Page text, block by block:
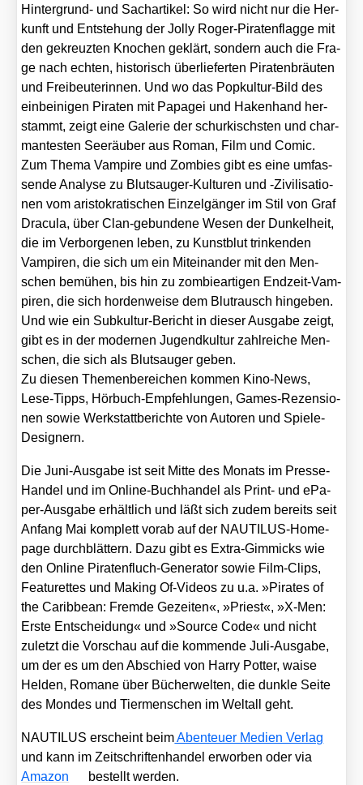
Hin­ter­grund- und Sach­ar­ti­kel: So wird nicht nur die Her­
kunft und Ent­ste­hung der Jol­ly Roger-Pira­ten­flag­ge mit
den gekreuz­ten Kno­chen geklärt, son­dern auch die Fra­
ge nach ech­ten, his­to­risch über­lie­fer­ten Pira­ten­bräu­ten
und Frei­beu­te­rin­nen. Und wo das Pop­kul­tur-Bild des
ein­bei­ni­gen Pira­ten mit Papa­gei und Haken­hand her­
stammt, zeigt eine Gale­rie der schur­kischs­ten und char­
man­tes­ten See­räu­ber aus Roman, Film und Comic.
Zum The­ma Vam­pi­re und Zom­bies gibt es eine umfas­
sen­de Ana­ly­se zu Blut­sauger-Kul­tu­ren und ‑Zivi­li­sa­tio­
nen vom aris­to­kra­ti­schen Ein­zel­gän­ger im Stil von Graf
Dra­cu­la, über Clan-gebun­de­ne Wesen der Dun­kel­heit,
die im Ver­bor­ge­nen leben, zu Kunst­blut trin­ken­den
Vam­pi­ren, die sich um ein Mit­ein­an­der mit den Men­
schen bemü­hen, bis hin zu zom­bie­ar­ti­gen End­zeit-Vam­
pi­ren, die sich hor­den­wei­se dem Blut­rausch hin­ge­ben.
Und wie ein Sub­kul­tur-Bericht in die­ser Aus­ga­be zeigt,
gibt es in der moder­nen Jugend­kul­tur zahl­rei­che Men­
schen, die sich als Blut­sauger geben.
Zu die­sen The­men­be­rei­chen kom­men Kino-News,
Lese-Tipps, Hör­buch-Emp­feh­lun­gen, Games-Rezen­sio­
nen sowie Werk­statt­be­rich­te von Autoren und Spie­le-
Desi­gnern.
Die Juni-Aus­ga­be ist seit Mit­te des Monats im Pres­se-
Han­del und im Online-Buch­han­del als Print- und ePa­
per-Aus­ga­be erhält­lich und läßt sich zudem bereits seit
Anfang Mai kom­plett vor­ab auf der NAU­TI­LUS-Home­
page durch­blät­tern. Dazu gibt es Extra-Gim­micks wie
den Online Pira­ten­fluch-Gene­ra­tor sowie Film-Clips,
Fea­tur­et­tes und Making Of-Vide­os zu u.a. »Pira­tes of
the Carib­be­an: Frem­de Gezei­ten«, »Priest«, »X‑Men:
Ers­te Ent­schei­dung« und »Source Code« und nicht
zuletzt die Vor­schau auf die kom­men­de Juli-Aus­ga­be,
um der es um den Abschied von Har­ry Pot­ter, wai­se
Hel­den, Roma­ne über Bücher­wel­ten, die dunk­le Sei­te
des Mon­des und Tier­men­schen im Welt­all geht.
NAUTILUS erscheint beimAben­teu­er Medi­en Ver­lag
und kann im Zeit­schrif­ten­han­del erwor­ben oder via
Ama­zon
bestellt wer­den.